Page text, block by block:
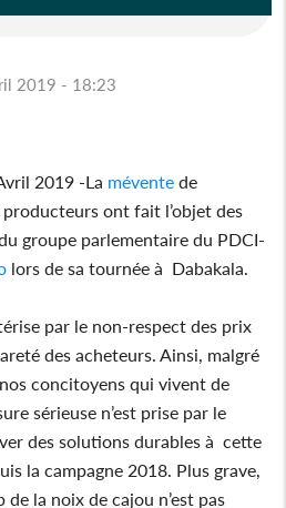
2019 - 18:23
2019 -La mévente de
producteurs ont fait l’objet des
groupe parlementaire du PDCI-
lors de sa tournée à Dabakala.
par le non-respect des prix
des acheteurs. Ainsi, malgré
concitoyens qui vivent de
sérieuse n’est prise par le
des solutions durables à cette
la campagne 2018. Plus grave,
la noix de cajou n’est pas